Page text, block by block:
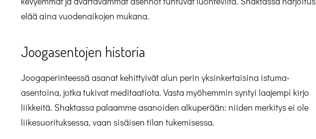
elää aina vuodenaikojen mukana.
Joogasentojen historia
Joogaperinteessä asanat kehittyivät alun perin yksinkertaisina istuma-
asentoina, jotka tukivat meditaatiota. Vasta myöhemmin syntyi laajempi kirjo
liikkeitä. Shaktassa palaamme asanoiden alkuperään: niiden merkitys ei ole
liikesuorituksessa, vaan sisäisen tilan tukemisessa.